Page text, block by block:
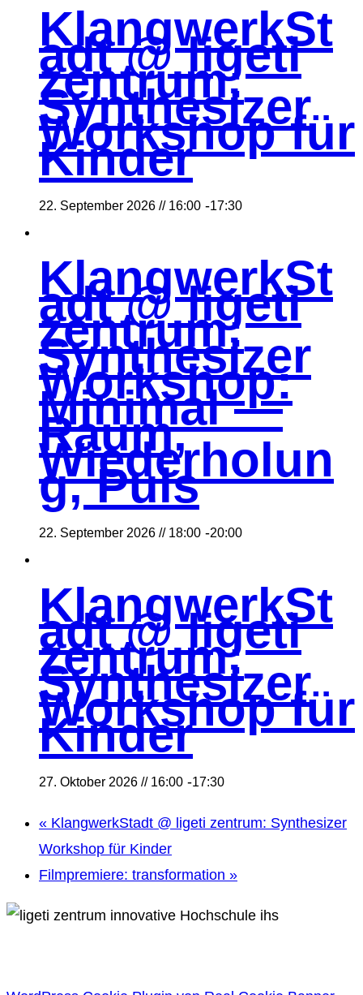
KlangwerkSt
adt @ ligeti
zentrum:
Synthesizer
Workshop für
Kinder
22. September 2026 // 16:00 -17:30
KlangwerkSt
adt @ ligeti
zentrum:
Synthesizer
Workshop:
Minimal —
Raum,
Wiederholun
g, Puls
22. September 2026 // 18:00 -20:00
KlangwerkSt
adt @ ligeti
zentrum:
Synthesizer
Workshop für
Kinder
27. Oktober 2026 // 16:00 -17:30
« KlangwerkStadt @ ligeti zentrum: Synthesizer
Workshop für Kinder
Filmpremiere: transformation »